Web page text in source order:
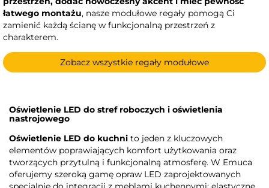
łatwego montażu, nasze modułowe regały pomogą Ci
zamienić każdą ścianę w funkcjonalną przestrzeń z
charakterem.
Zobacz wszystkie regały modułowe
Oświetlenie LED do stref roboczych i oświetlenia
nastrojowego
Oświetlenie LED do kuchni to jeden z kluczowych
elementów poprawiających komfort użytkowania oraz
tworzących przytulną i funkcjonalną atmosferę. W Emuca
oferujemy szeroką gamę opraw LED zaprojektowanych